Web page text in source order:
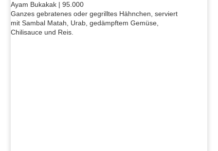
Ayam Bukakak | 95.000
Ganzes gebratenes oder gegrilltes Hähnchen, serviert
mit Sambal Matah, Urab, gedämpftem Gemüse,
Chilisauce und Reis.